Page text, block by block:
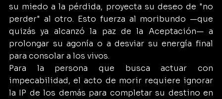
su miedo a la pérdida, proyecta su deseo de "no
perder" al otro. Esto fuerza al moribundo —que
quizás ya alcanzó la paz de la Aceptación— a
prolongar su agonía o a desviar su energía final
para consolar a los vivos.
Para la persona que busca actuar con
impecabilidad, el acto de morir requiere ignorar
la IP de los demás para completar su destino en